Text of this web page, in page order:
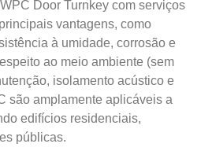
Door Turnkey com serviços
vantagens, como
à umidade, corrosão e
ao meio ambiente (sem
isolamento acústico e
são amplamente aplicáveis ​​a
edifícios residenciais,
públicas.